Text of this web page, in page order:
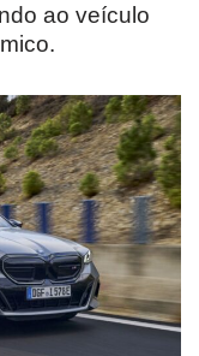
ao veículo